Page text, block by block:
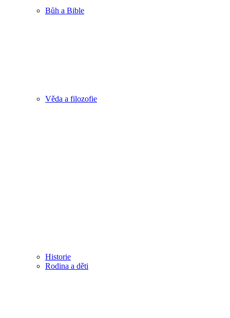
Bůh a Bible
Věda a filozofie
Historie
Rodina a děti